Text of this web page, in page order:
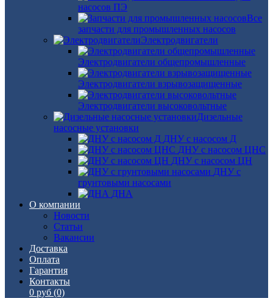
насосов ПЭ
Все
запчасти для промышленных насосов
Электродвигатели
Электродвигатели общепромышленные
Электродвигатели взрывозащищенные
Электродвигатели высоковольтные
Дизельные
насосные установки
ДНУ с насосом Д
ДНУ с насосом ЦНС
ДНУ с насосом ЦН
ДНУ с
грунтовыми насосами
ДНА
О компании
Новости
Статьи
Вакансии
Доставка
Оплата
Гарантия
Контакты
0 руб (0)